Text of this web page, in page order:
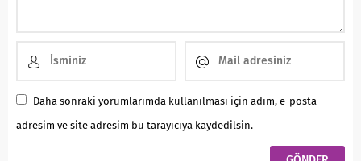
Daha sonraki yorumlarımda kullanılması için adım, e-posta
adresim ve site adresim bu tarayıcıya kaydedilsin.